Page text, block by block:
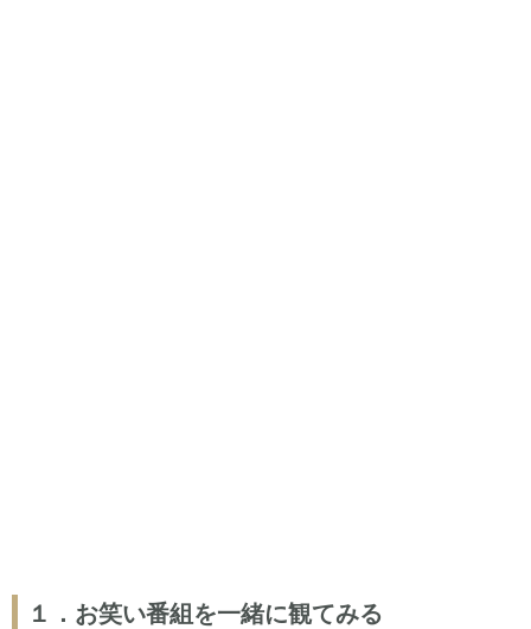
１．お笑い番組を一緒に観てみる